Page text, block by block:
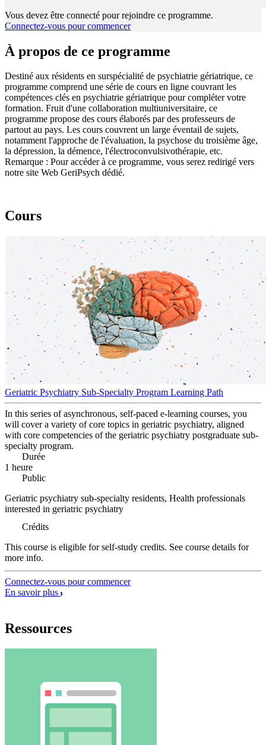
Vous devez être connecté pour rejoindre ce programme.
Connectez-vous pour commencer
À propos de ce programme
Destiné aux résidents en surspécialité de psychiatrie gériatrique, ce
programme comprend une série de cours en ligne couvrant les
compétences clés en psychiatrie gériatrique pour compléter votre
formation. Fruit d'une collaboration multiuniversitaire, ce
programme propose des cours élaborés par des professeurs de
partout au pays. Les cours couvrent un large éventail de sujets,
notamment l'approche de l'évaluation, la psychose du troisième âge,
la dépression, la démence, l'électroconvulsivothérapie, etc.
Remarque : Pour accéder à ce programme, vous serez redirigé vers
notre site Web GeriPsych dédié.
Cours
Geriatric Psychiatry Sub-Specialty Program Learning Path
In this series of asynchronous, self-paced e-learning courses, you
will cover a variety of core topics in geriatric psychiatry, aligned
with core competencies of the geriatric psychiatry postgraduate sub-
specialty program.
Durée
1 heure
Public
Geriatric psychiatry sub-specialty residents, Health professionals
interested in geriatric psychiatry
Crédits
This course is eligible for self-study credits. See course details for
more info.
Connectez-vous pour commencer
En savoir plus
Ressources